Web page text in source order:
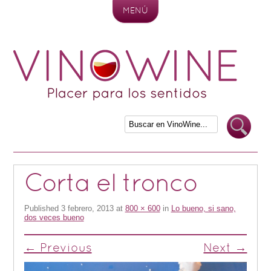
MENÚ
Corta el tronco
Published 3 febrero, 2013at 800 × 600in Lo bueno, si sano,
dos veces bueno
← Previous Next →